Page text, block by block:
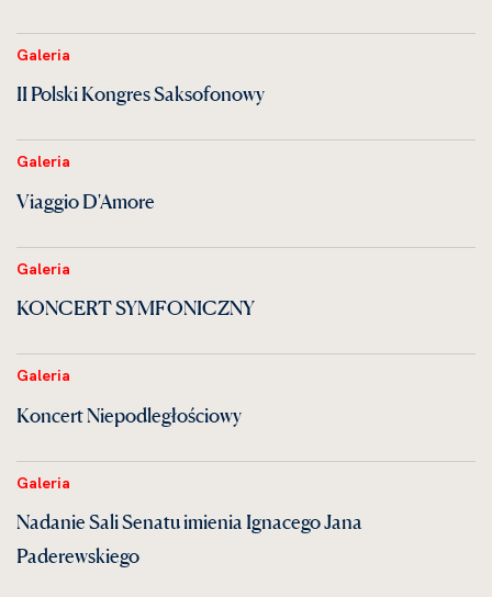
Galeria
II Polski Kongres Saksofonowy
Galeria
Viaggio D'Amore
Galeria
KONCERT SYMFONICZNY
Galeria
Koncert Niepodległościowy
Galeria
Nadanie Sali Senatu imienia Ignacego Jana
Paderewskiego